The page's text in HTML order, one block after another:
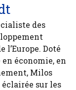
des
l’Europe. Doté
économie, en
Milos
sur les